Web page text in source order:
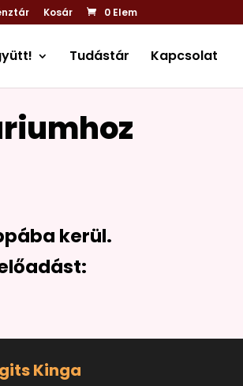
Kosár 0 Elem
Tudástár Kapcsolat
kerül.
Kinga